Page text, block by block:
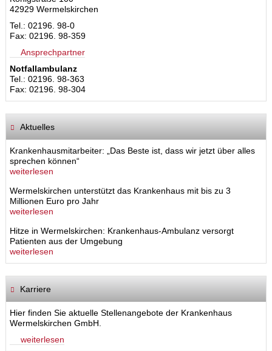
42929 Wermelskirchen
Tel.: 02196. 98-0
Fax: 02196. 98-359
Ansprechpartner
Notfallambulanz
Tel.: 02196. 98-363
Fax: 02196. 98-304
Aktuelles
Krankenhausmitarbeiter: „Das Beste ist, dass wir jetzt über alles
sprechen können“
weiterlesen
Wermelskirchen unterstützt das Krankenhaus mit bis zu 3
Millionen Euro pro Jahr
weiterlesen
Hitze in Wermelskirchen: Krankenhaus-Ambulanz versorgt
Patienten aus der Umgebung
weiterlesen
Karriere
Hier finden Sie aktuelle Stellenangebote der Krankenhaus
Wermelskirchen GmbH.
weiterlesen